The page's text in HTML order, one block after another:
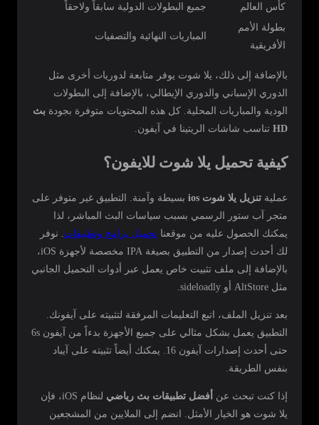
كأس العالم
جميع البطولات الدولية سابقاً ولاحقاً
بطولة الأمم
الأفريقية
المباريات النهائية والتصفيات
بالإضافة إلى ذلك، يلا شوت يوفر متابعة لدوريات أخرى مثل
الدوري الإسباني والدوري الإيطالي، بالإضافة إلى البطولات
الودية والمباريات المحلية. كل هذه المحتويات متوفرة بجودة بث
HD تناسب شاشات الريتينا في آيفون.
كيفية تحميل يلا شوت للايفون؟
عملية تنزيل يلا شوت ios
بسيطة وآمنة. التطبيق غير متوفر على
متجر آب ستور الرسمي بسبب سياسات البث المباشر، لذا
يمكنك الحصول عليه من موقعنا تحميل برامج وتطبيقات . نوفر
لك أحدث إصدار من التطبيق بصيغة IPA مخصصة لأجهزة iOS،
بالإضافة إلى ملف تثبيت خاص يعمل عبر أدوات التحميل الجانبي
مثل AltStore أو sideloadly.
بعد تنزيل الملف، اتبع التعليمات المرفقة لتثبيته على آيفونك.
التطبيق يعمل بشكل مثالي على جميع الأجهزة بدءاً من آيفون 6s
حتى أحدث إصدارات آيفون 16. يمكنك أيضاً تثبيته على آيباد
بنفس الطريقة.
إذا كنت تبحث عن أفضل تطبيقات بث رياضي
لنظام iOS، فإن
يلا شوت هو الخيار الأمثل. انضم إلى الملايين من المشجعين